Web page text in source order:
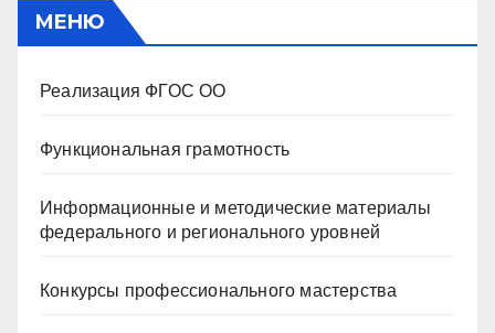
МЕНЮ
Реализация ФГОС ОО
Функциональная грамотность
Информационные и методические материалы
федерального и регионального уровней
Конкурсы профессионального мастерства